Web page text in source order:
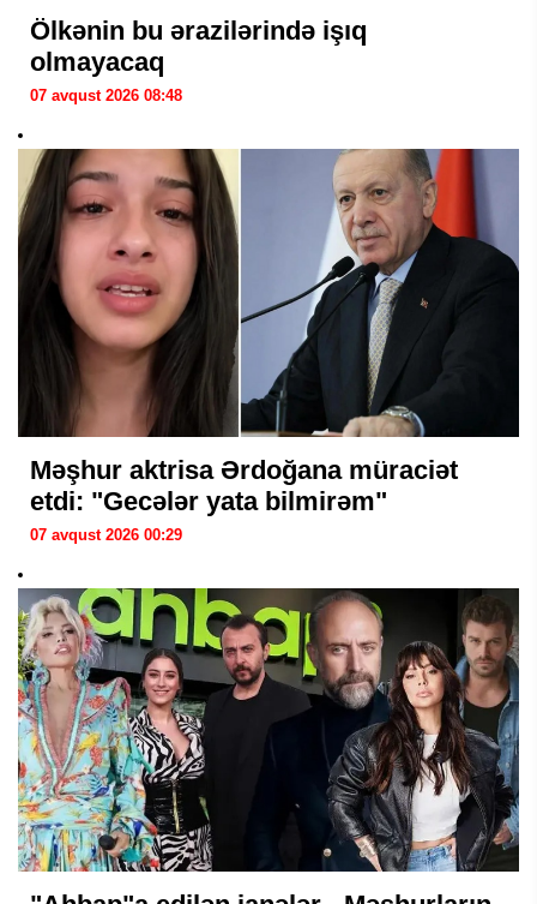
Ölkənin bu ərazilərində işıq
olmayacaq
07 avqust 2026 08:48
Məşhur aktrisa Ərdoğana müraciət
etdi: "Gecələr yata bilmirəm"
07 avqust 2026 00:29